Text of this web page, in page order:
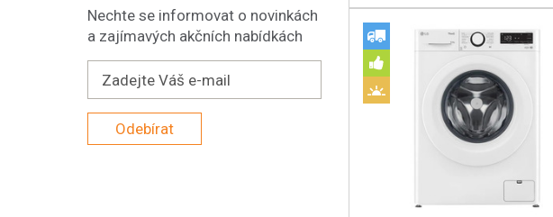
Nechte se informovat o novinkách
a zajímavých akčních nabídkách
Odebírat